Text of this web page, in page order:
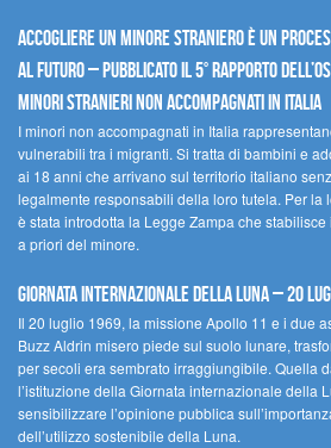
Accogliere un minore straniero è un
al futuro – Pubblicato il 5° rapporto
Minori Stranieri Non Accompagnati in Italia
I minori non accompagnati in Italia
vulnerabili tra i migranti. Si tratta di bambini e
ai 18 anni che arrivano sul territorio italiano
legalmente responsabili della loro tutela. Per la
è stata introdotta la Legge Zampa che
a priori del minore.
Giornata Internazionale della Luna – 20
Il 20 luglio 1969, la missione Apollo 11 e i due
Buzz Aldrin misero piede sul suolo lunare,
per secoli era sembrato irraggiungibile. Quella
l’istituzione della Giornata internazionale della
sensibilizzare l’opinione pubblica
dell’utilizzo sostenibile della Luna.